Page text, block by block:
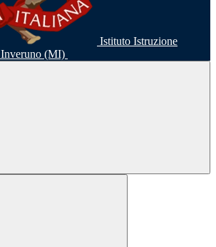
Istituto Istruzione
Inveruno (MI)